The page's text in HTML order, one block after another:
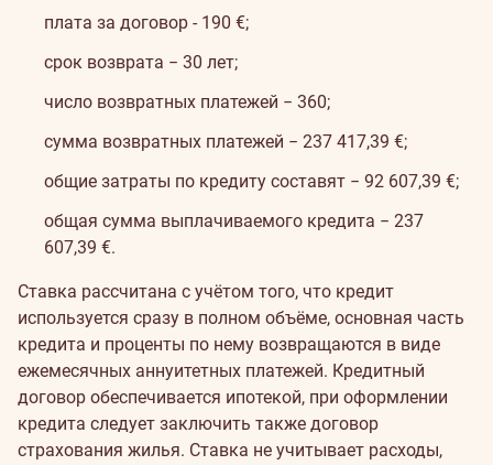
плата за договор - 190 €;
срок возврата − 30 лет;
число возвратных платежей − 360;
сумма возвратных платежей − 237 417,39 €;
общие затраты по кредиту составят − 92 607,39 €;
общая сумма выплачиваемого кредита − 237
607,39 €.
Ставка рассчитана с учётом того, что кредит
используется сразу в полном объёме, основная часть
кредита и проценты по нему возвращаются в виде
ежемесячных аннуитетных платежей. Кредитный
договор обеспечивается ипотекой, при оформлении
кредита следует заключить также договор
страхования жилья. Ставка не учитывает расходы,